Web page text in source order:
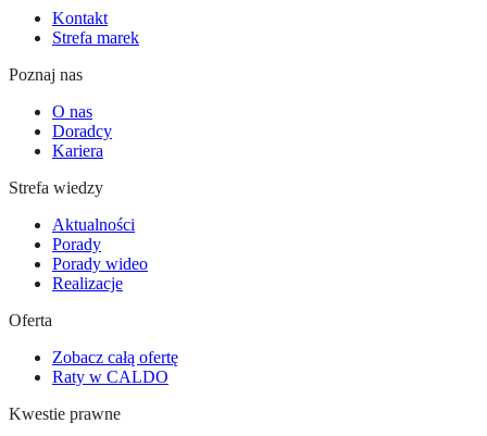
Kontakt
Strefa marek
Poznaj nas
O nas
Doradcy
Kariera
Strefa wiedzy
Aktualności
Porady
Porady wideo
Realizacje
Oferta
Zobacz całą ofertę
Raty w CALDO
Kwestie prawne